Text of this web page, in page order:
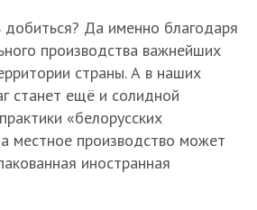
добиться? Да именно благодаря
производства важнейших
страны. А в наших
станет ещё и солидной
«белорусских
местное производство может
иностранная